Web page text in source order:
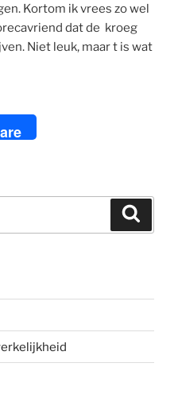
Kortom ik vrees zo wel
dat de kroeg
Niet leuk, maar t is wat